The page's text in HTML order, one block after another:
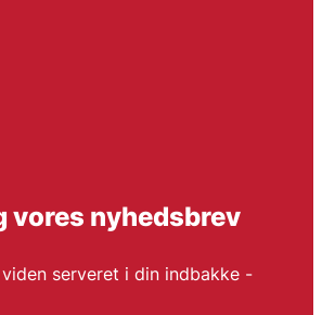
vores nyhedsbrev
serveret i din indbakke -